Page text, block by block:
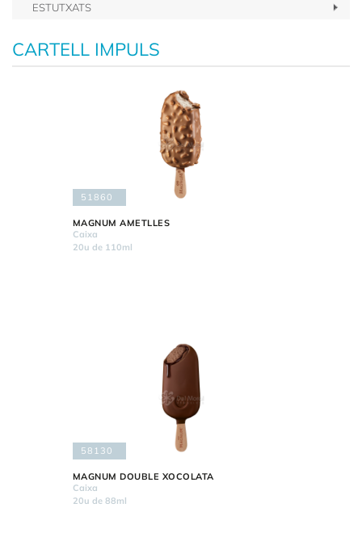
ESTUTXATS
CARTELL IMPULS
51860
MAGNUM AMETLLES
Caixa
20u de 110ml
58130
MAGNUM DOUBLE XOCOLATA
Caixa
20u de 88ml